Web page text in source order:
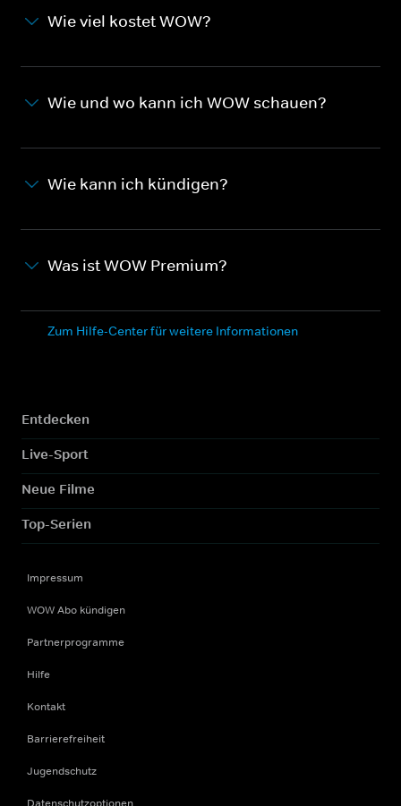
Wie viel kostet WOW?
Wie und wo kann ich WOW schauen?
Wie kann ich kündigen?
Was ist WOW Premium?
Zum Hilfe-Center für weitere Informationen
Entdecken
Live-Sport
Neue Filme
Top-Serien
Impressum
WOW Abo kündigen
Partnerprogramme
Hilfe
Kontakt
Barrierefreiheit
Jugendschutz